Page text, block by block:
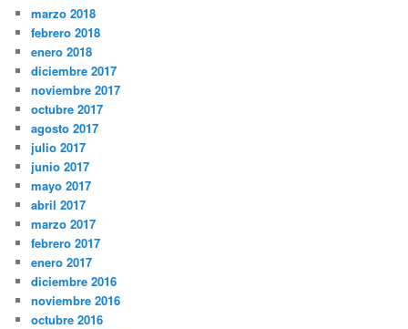
marzo 2018
febrero 2018
enero 2018
diciembre 2017
noviembre 2017
octubre 2017
agosto 2017
julio 2017
junio 2017
mayo 2017
abril 2017
marzo 2017
febrero 2017
enero 2017
diciembre 2016
noviembre 2016
octubre 2016